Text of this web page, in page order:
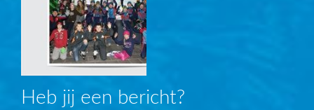
Heb jij een bericht?